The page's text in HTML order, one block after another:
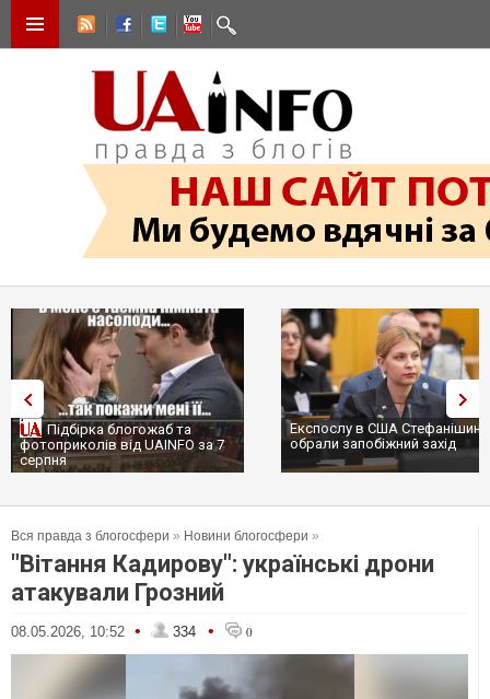
Підбірка блогожаб та
фотоприколів від UAINFO за 7
серпня
Експослу в США
обрали запобіжний захід
Вся правда з блогосфери » Новини блогосфери »
"Вітання Кадирову": українські дрони
атакували Грозний
08.05.2026, 10:52 • 334 • 0